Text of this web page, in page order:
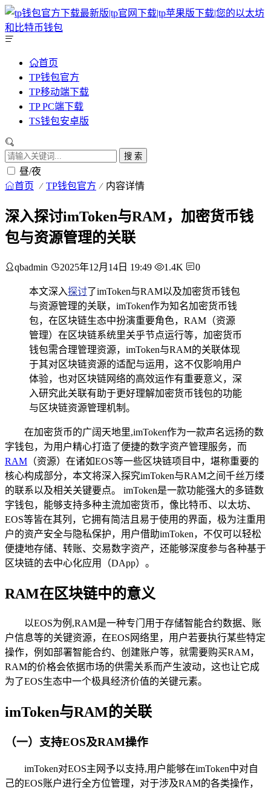
首页
TP钱包官方
TP移动端下载
TP PC端下载
TS钱包安卓版
搜 索
昼/夜
首页 TP钱包官方 内容详情
深入探讨imToken与RAM，加密货币钱
包与资源管理的关联
qbadmin 2025年12月14日 19:49 1.4K 0
本文深入探讨了imToken与RAM以及加密货币钱包
与资源管理的关联，imToken作为知名加密货币钱
包，在区块链生态中扮演重要角色，RAM（资源
管理）在区块链系统里关乎节点运行等，加密货币
钱包需合理管理资源，imToken与RAM的关联体现
于其对区块链资源的适配与运用，这不仅影响用户
体验，也对区块链网络的高效运作有重要意义，深
入研究此关联有助于更好理解加密货币钱包的功能
与区块链资源管理机制。
在加密货币的广阔天地里,imToken作为一款声名远扬的数
字钱包，为用户精心打造了便捷的数字资产管理服务，而
RAM （资源）在诸如EOS等一些区块链项目中，堪称重要的
核心构成部分，本文将深入探究imToken与RAM之间千丝万缕
的联系以及相关关键要点。 imToken是一款功能强大的多链数
字钱包，能够支持多种主流加密货币，像比特币、以太坊、
EOS等皆在其列，它拥有简洁且易于使用的界面，极为注重用
户的资产安全与隐私保护，用户借助imToken，不仅可以轻松
便捷地存储、转账、交易数字资产，还能够深度参与各种基于
区块链的去中心化应用（DApp）。
RAM在区块链中的意义
以EOS为例,RAM是一种专门用于存储智能合约数据、账
户信息等的关键资源，在EOS网络里，用户若要执行某些特定
操作，例如部署智能合约、创建账户等，就需要购买RAM，
RAM的价格会依据市场的供需关系而产生波动，这也让它成
为了EOS生态中一个极具经济价值的关键元素。
imToken与RAM的关联
（一）支持EOS及RAM操作
imToken对EOS主网予以支持,用户能够在imToken中对自
己的EOS账户进行全方位管理，对于涉及RAM的各类操作，